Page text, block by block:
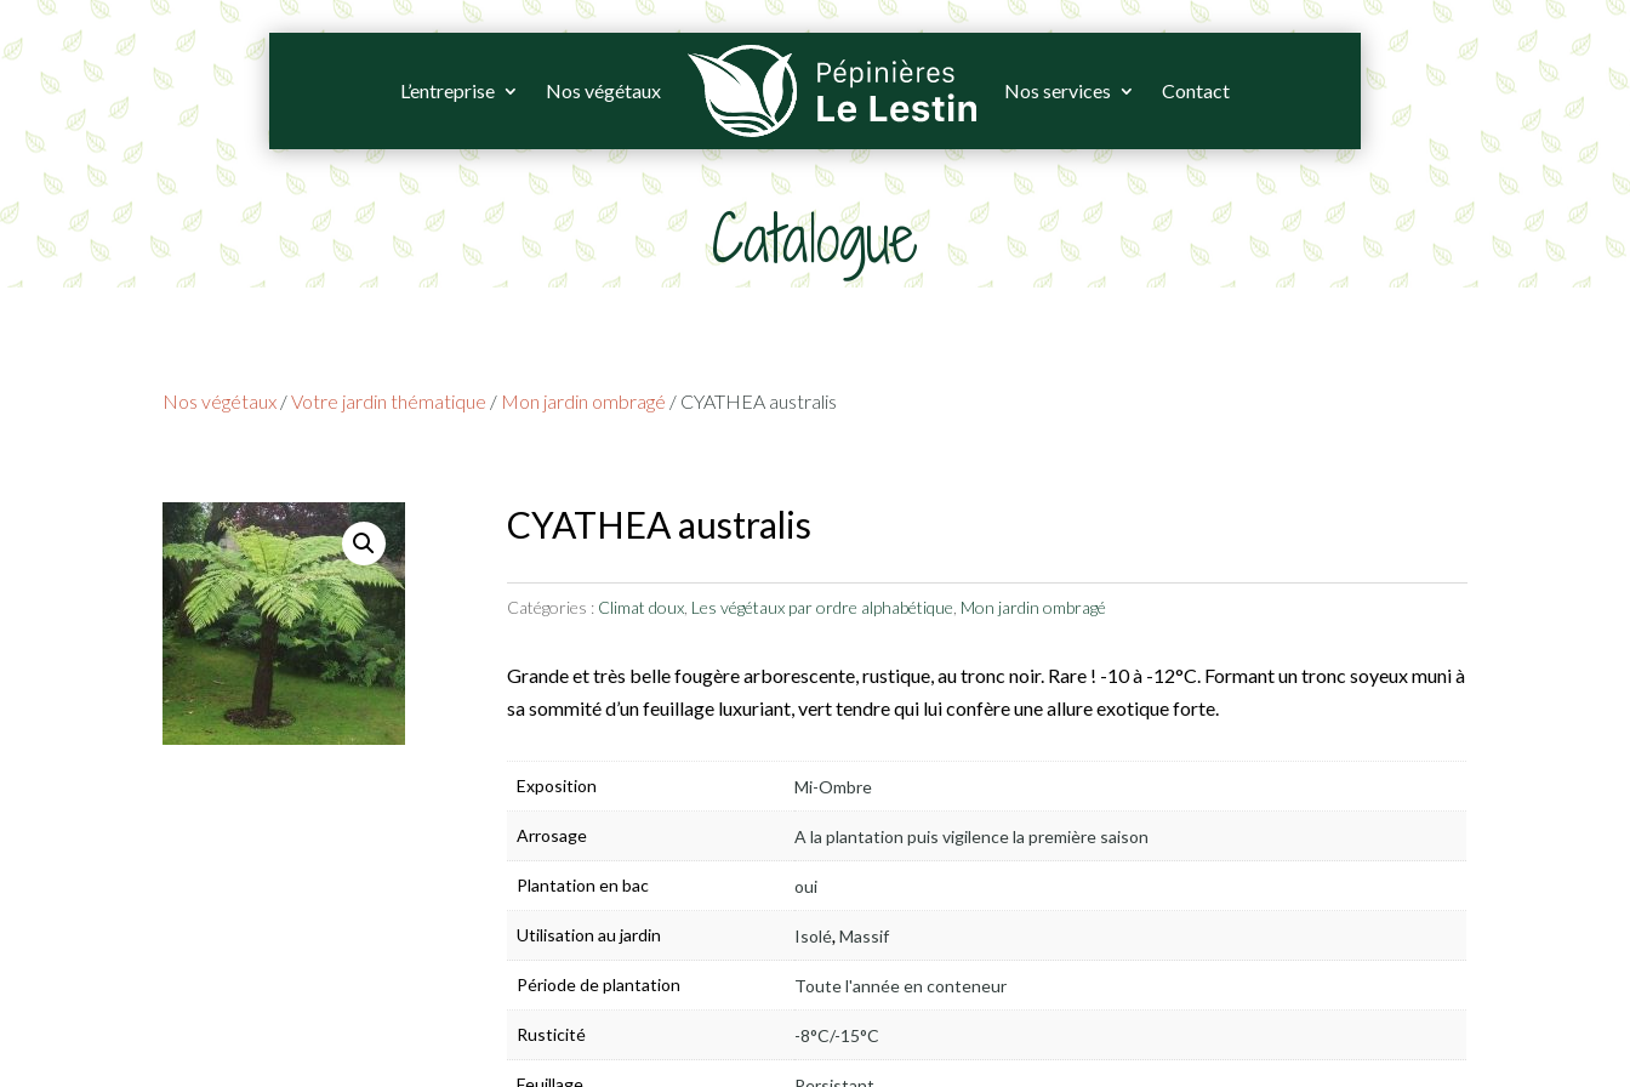
L’entreprise Nos végétaux Nos services Contact
Catalogue
Nos végétaux /Votre jardin thématique / Mon jardin ombragé / CYATHEA australis
CYATHEA australis
Catégories : Climat doux, Les végétaux par ordre alphabétique Mon jardin ombragé
Grande et très belle fougère arborescente, rustique, au tronc noir. Rare ! -10 à -12°C. Formant un tronc soyeux muni à
sa sommité d’un feuillage luxuriant, vert tendre qui lui confère une allure exotique forte.
Exposition Mi-Ombre
Arrosage A la plantation puis vigilence la première saison
Plantation en bac oui
Utilisation au jardin Isolé,Massif
Période de plantation Toute l'année en conteneur
Rusticité -8°C/-15°C